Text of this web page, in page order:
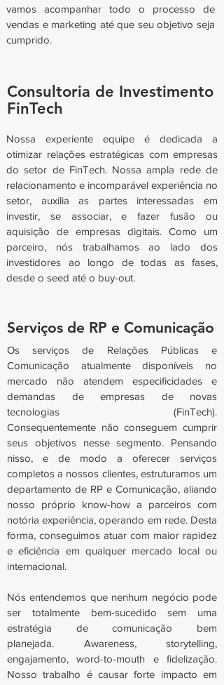
vamos acompanhar todo o processo de
vendas e marketing até que seu objetivo seja
cumprido.
Nossa experiente equipe é dedicada a
otimizar relações estratégicas com empresas
do setor de FinTech. Nossa ampla rede de
relacionamento e incomparável experiência no
setor, auxilia as partes interessadas em
investir, se associar, e fazer fusão ou
aquisição de empresas digitais. Como um
parceiro, nós trabalhamos ao lado dos
investidores ao longo de todas as fases,
desde o seed até o buy-out.
Consultoria de Investimento
FinTech
Serviços de RP e Comunicação
Os serviços de Relações Públicas e
Comunicação atualmente disponíveis no
mercado não atendem especificidades e
demandas de empresas de novas
tecnologias (FinTech).
Consequentemente não conseguem cumprir
seus objetivos nesse segmento. Pensando
nisso, e de modo a oferecer serviços
completos a nossos clientes, estruturamos um
departamento de RP e Comunicação, aliando
nosso próprio know-how a parceiros com
notória experiência, operando em rede. Desta
forma, conseguimos atuar com maior rapidez
e eficiência em qualquer mercado local ou
internacional.
Nós entendemos que nenhum negócio pode
ser totalmente bem-sucedido sem uma
estratégia de comunicação bem
planejada. Awareness, storytelling,
engajamento, word-to-mouth e fidelização.
Nosso trabalho é causar forte impacto em